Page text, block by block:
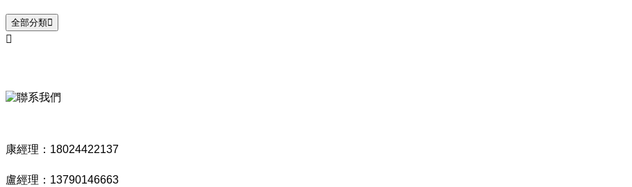
全部分類

康經理：18024422137
盧經理：13790146663